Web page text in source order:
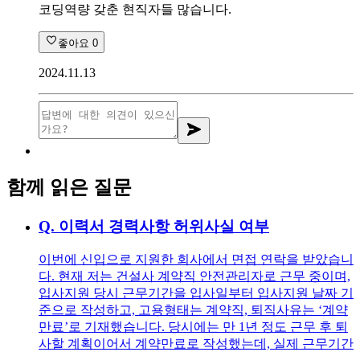
코딩역량 갖춘 현직자들 많습니다.
좋아요 0
2024.11.13
함께 읽은 질문
Q. 이력서 경력사항 허위사실 여부
이번에 신입으로 지원한 회사에서 면접 연락을 받았습니
다. 현재 저는 건설사 계약직 안전관리자로 근무 중이며,
입사지원 당시 근무기간을 입사일부터 입사지원 날짜 기
준으로 작성하고, 고용형태는 계약직, 퇴직사유는 ‘계약
만료’로 기재했습니다. 당시에는 만 1년 정도 근무 후 퇴
사할 계획이어서 계약만료로 작성했는데, 실제 근무기간